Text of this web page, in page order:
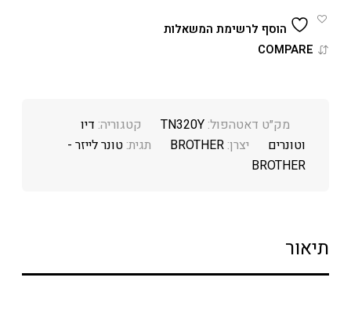
הוסף לרשימת המשאלות
COMPARE
מק״ט דאטהפול:TN320Y קטגוריה: דיו
וטונרים
יצרן:BROTHER תגית:טונר לייזר -
BROTHER
תיאור